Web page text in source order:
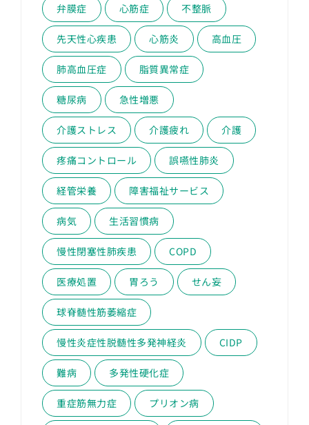
弁膜症 心筋症 不整脈
先天性心疾患 心筋炎 高血圧
肺高血圧症 脂質異常症
糖尿病 急性増悪
介護ストレス 介護疲れ 介護
疼痛コントロール 誤嚥性肺炎
経管栄養 障害福祉サービス
病気 生活習慣病
慢性閉塞性肺疾患 COPD
医療処置 胃ろう せん妄
球脊髄性筋萎縮症
慢性炎症性脱髄性多発神経炎 CIDP
難病 多発性硬化症
重症筋無力症 プリオン病